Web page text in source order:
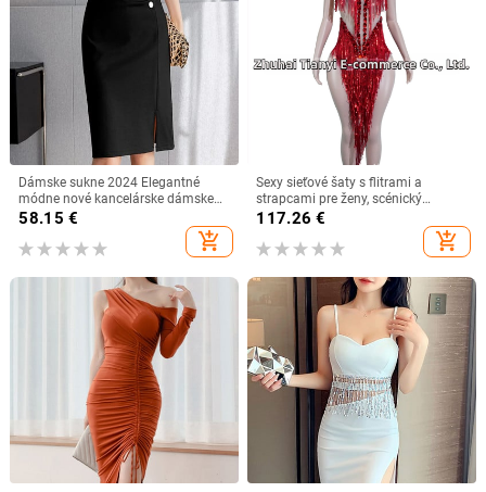
Dámske sukne 2024 Elegantné
módne nové kancelárske dámske
sukne Čierne úzke ceruzkové
ležérne sukne s vysokým pásom pre
ženy Faldas A890
58.15 €
add_shopping_cart
Sexy sieťové šaty s flitrami a
strapcami pre ženy, scénický
kostým pre klubový latinský tanec,
117.26 €
add_shopping_cart